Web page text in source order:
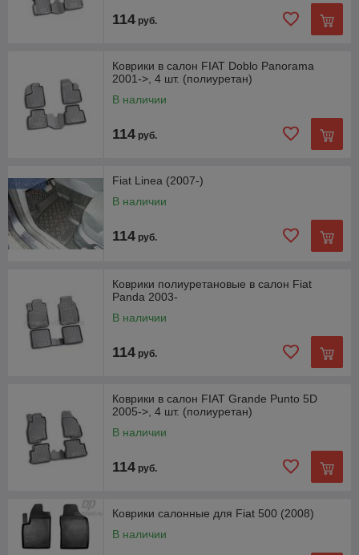
114 руб.
Коврики в салон FIAT Doblo Panorama
2001->, 4 шт. (полиуретан)
В наличии
114 руб.
Fiat Linea (2007-)
В наличии
114 руб.
Коврики полиуретановые в салон Fiat
Panda 2003-
В наличии
114 руб.
Коврики в салон FIAT Grande Punto 5D
2005->, 4 шт. (полиуретан)
В наличии
114 руб.
Коврики салонные для Fiat 500 (2008)
В наличии